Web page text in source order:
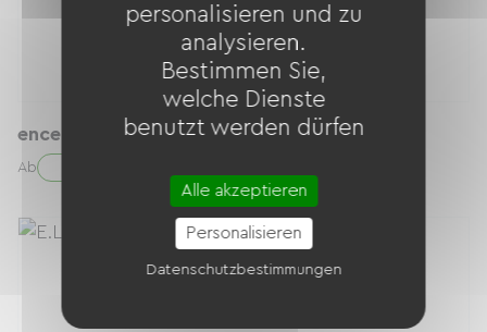
enceinte jbl partybox encore 2
Ab
personalisieren und zu
analysieren.
Bestimmen Sie,
welche Dienste
benutzt werden dürfen
Alle akzeptieren
Personalisieren
Datenschutzbestimmungen